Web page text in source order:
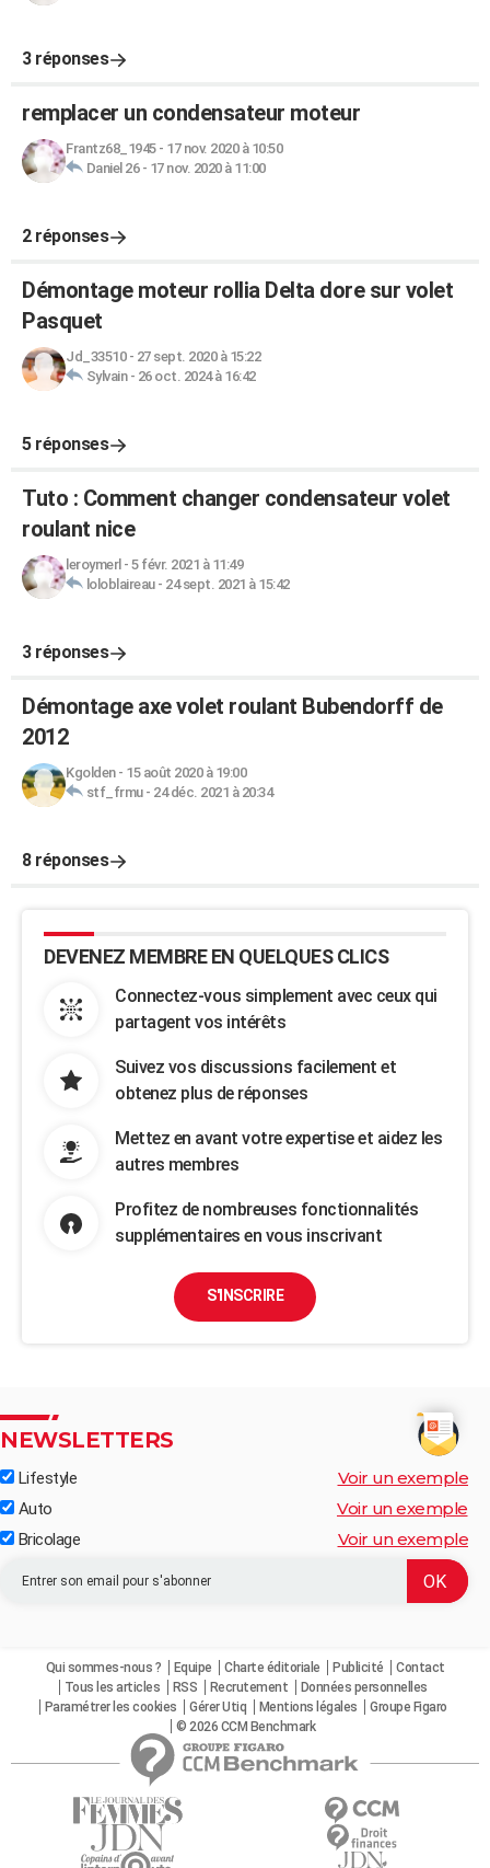
3 réponses
remplacer un condensateur moteur
Frantz68_1945- 17 nov. 2020 à 10:50
Daniel 26- 17 nov. 2020 à 11:00
2 réponses
Démontage moteur rollia Delta dore sur volet
Pasquet
Jd_33510- 27 sept. 2020 à 15:22
Sylvain- 26 oct. 2024 à 16:42
5 réponses
Tuto : Comment changer condensateur volet
roulant nice
leroymerl - 5 févr. 2021 à 11:49
loloblaireau- 24 sept. 2021 à 15:42
3 réponses
Démontage axe volet roulant Bubendorff de
2012
Kgolden- 15 août 2020 à 19:00
stf_frmu- 24 déc. 2021 à 20:34
8 réponses
DEVENEZ MEMBRE EN QUELQUES CLICS
Connectez-vous simplement avec ceux qui
partagent vos intérêts
Suivez vos discussions facilement et
obtenez plus de réponses
Mettez en avant votre expertise et aidez les
autres membres
Profitez de nombreuses fonctionnalités
supplémentaires en vous inscrivant
S'INSCRIRE
NEWSLETTERS
Lifestyle Voir un exemple
Auto Voir un exemple
Bricolage Voir un exemple
Qui sommes-nous ? Equipe Charte éditoriale Publicité
Contact
Tous les articles
RSS Recrutement
Données personnelles
Paramétrer les cookies
Gérer Utiq Mentions légales
Groupe Figaro
© 2026 CCM Benchmark